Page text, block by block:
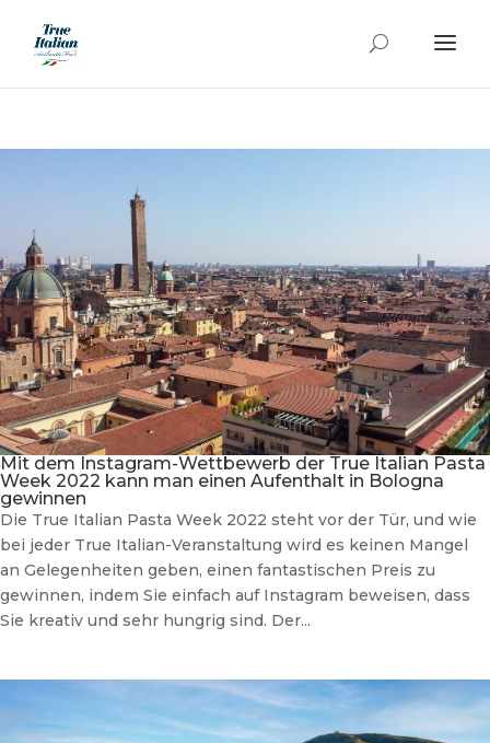
Mit dem Instagram-Wettbewerb der True Italian Pasta
Week 2022 kann man einen Aufenthalt in Bologna
gewinnen
Die True Italian Pasta Week 2022 steht vor der Tür, und wie
bei jeder True Italian-Veranstaltung wird es keinen Mangel
an Gelegenheiten geben, einen fantastischen Preis zu
gewinnen, indem Sie einfach auf Instagram beweisen, dass
Sie kreativ und sehr hungrig sind. Der...